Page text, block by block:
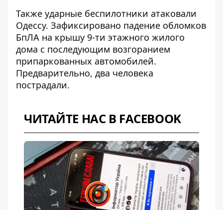
Также ударные беспилотники атаковали
Одессу. Зафиксировано падение обломков
БпЛА на крышу 9-ти этажного жилого
дома с последующим возгоранием
припаркованных автомобилей.
Предварительно, два человека
пострадали.
ЧИТАЙТЕ НАС В FACEBOOK